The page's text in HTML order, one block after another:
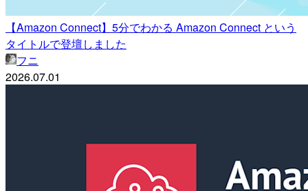
【Amazon Connect】5分でわかる Amazon Connect という
タイトルで登壇しました
フニ
2026.07.01